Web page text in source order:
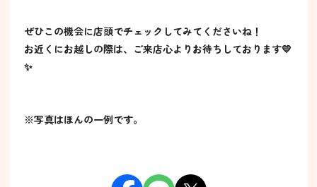
ぜひこの機会に店頭でチェックしてみてくださいね！
お近くにお越しの際は、ご来店心よりお待ちしております💛
✨
※写真はほんの一例です。